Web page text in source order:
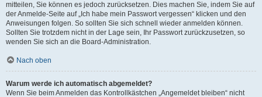
mitteilen, Sie können es jedoch zurücksetzen. Dies machen Sie, indem Sie auf
der Anmelde-Seite auf „Ich habe mein Passwort vergessen“ klicken und den
Anweisungen folgen. So sollten Sie sich schnell wieder anmelden können.
Sollten Sie trotzdem nicht in der Lage sein, Ihr Passwort zurückzusetzen, so
wenden Sie sich an die Board-Administration.
Nach oben
Warum werde ich automatisch abgemeldet?
Wenn Sie beim Anmelden das Kontrollkästchen „Angemeldet bleiben“ nicht